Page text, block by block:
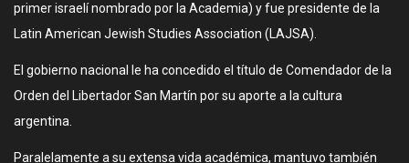
primer israelí nombrado por la Academia) y fue presidente de la
Latin American Jewish Studies Association (LAJSA).
El gobierno nacional le ha concedido el título de Comendador de la
Orden del Libertador San Martín por su aporte a la cultura
argentina.
Paralelamente a su extensa vida académica, mantuvo también